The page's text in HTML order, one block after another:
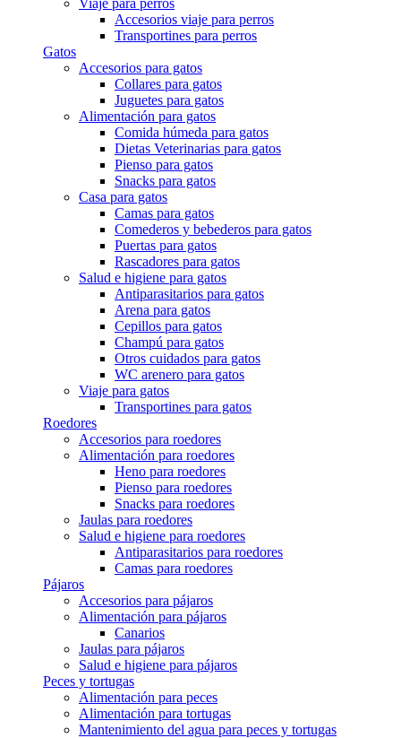
Viaje para perros
Accesorios viaje para perros
Transportines para perros
Gatos
Accesorios para gatos
Collares para gatos
Juguetes para gatos
Alimentación para gatos
Comida húmeda para gatos
Dietas Veterinarias para gatos
Pienso para gatos
Snacks para gatos
Casa para gatos
Camas para gatos
Comederos y bebederos para gatos
Puertas para gatos
Rascadores para gatos
Salud e higiene para gatos
Antiparasitarios para gatos
Arena para gatos
Cepillos para gatos
Champú para gatos
Otros cuidados para gatos
WC arenero para gatos
Viaje para gatos
Transportines para gatos
Roedores
Accesorios para roedores
Alimentación para roedores
Heno para roedores
Pienso para roedores
Snacks para roedores
Jaulas para roedores
Salud e higiene para roedores
Antiparasitarios para roedores
Camas para roedores
Pájaros
Accesorios para pájaros
Alimentación para pájaros
Canarios
Jaulas para pájaros
Salud e higiene para pájaros
Peces y tortugas
Alimentación para peces
Alimentación para tortugas
Mantenimiento del agua para peces y tortugas